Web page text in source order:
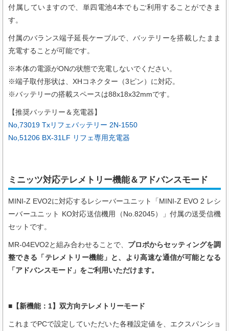
付属していますので、単四電池4本でもご利用することができま
す。
付属のバランス端子延長ケーブルで、バッテリーを搭載したまま
充電することが可能です。
※本体の電源がONの状態で充電しないでください。
※端子取付形状は、XHコネクター（3ピン）に対応。
※バッテリーの搭載スペースは88x18x32mmです。
【推奨バッテリー＆充電器】
No,73019 Txリフェバッテリー 2N-1550
No,51206 BX-31LF リフェ専用充電器
ミニッツ対応テレメトリー機能＆アドバンスモード
MINI-Z EVO2に対応するレシーバーユニット「MINI-Z EVO 2 レシ
ーバーユニット KO対応送信機用（No.82045）
」付属の送受信機
セットです。
MR-04EVO2と組み合わせることで、 プロポからセッティングを調
整できる「テレメトリー機能」と、より高速な通信が可能となる
「アドバンスモード」をご利用いただけます。
■【新機能：1】双方向テレメトリーモード
これまでPCで設定していただいた各種設定値を、エクスパンショ